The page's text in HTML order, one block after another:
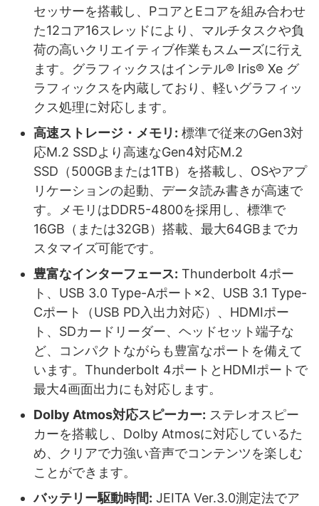
セッサーを搭載し、PコアとEコアを組み合わせ
た12コア16スレッドにより、マルチタスクや負
荷の高いクリエイティブ作業もスムーズに行え
ます。グラフィックスはインテル® Iris® Xe グ
ラフィックスを内蔵しており、軽いグラフィッ
クス処理に対応します。
高速ストレージ・メモリ: 標準で従来のGen3対
応M.2 SSDより高速なGen4対応M.2
SSD（500GBまたは1TB）を搭載し、OSやアプ
リケーションの起動、データ読み書きが高速で
す。メモリはDDR5-4800を採用し、標準で
16GB（または32GB）搭載、最大64GBまでカ
スタマイズ可能です。
豊富なインターフェース: Thunderbolt 4ポー
ト、USB 3.0 Type-Aポート×2、USB 3.1 Type-
Cポート（USB PD入出力対応）、HDMIポー
ト、SDカードリーダー、ヘッドセット端子な
ど、コンパクトながらも豊富なポートを備えて
います。Thunderbolt 4ポートとHDMIポートで
最大4画面出力にも対応します。
Dolby Atmos対応スピーカー: ステレオスピー
カーを搭載し、Dolby Atmosに対応しているた
め、クリアで力強い音声でコンテンツを楽しむ
ことができます。
バッテリー駆動時間: JEITA Ver.3.0測定法でア